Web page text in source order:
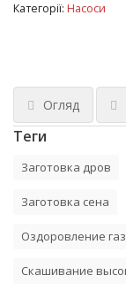
Категорії: Насоси
Огляд
Теги
Заготовка дров
Заготовка сена
Оздоровление
Скашивание